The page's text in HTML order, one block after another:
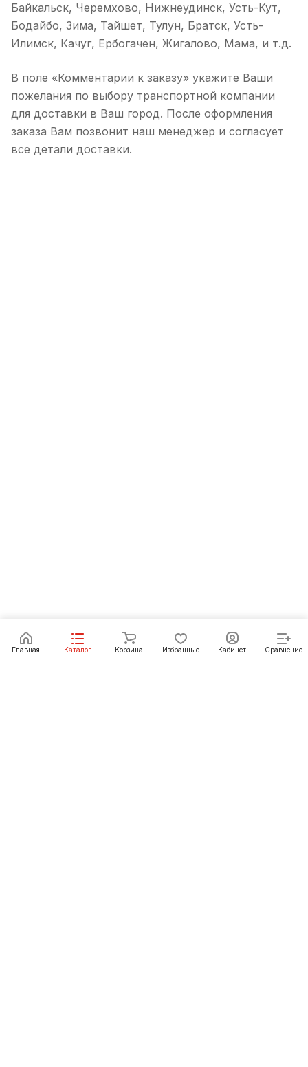
Байкальск, Черемхово, Нижнеудинск, Усть-Кут,
Бодайбо, Зима, Тайшет, Тулун, Братск, Усть-
Илимск, Качуг, Ербогачен, Жигалово, Мама, и т.д.
В поле «Комментарии к заказу» укажите Ваши
пожелания по выбору транспортной компании
для доставки в Ваш город. После оформления
заказа Вам позвонит наш менеджер и согласует
все детали доставки.
Главная Каталог Корзина Избранные Кабинет Сравнение